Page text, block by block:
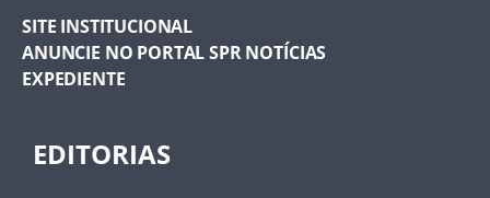
SITE INSTITUCIONAL
ANUNCIE NO PORTAL SPR NOTÍCIAS
EXPEDIENTE
EDITORIAS